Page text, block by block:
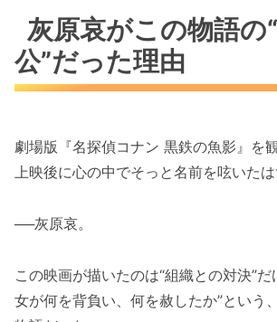
灰原哀がこの物語の
公”だった理由
劇場版『名探偵コナン 黒鉄の魚影』を
上映後に心の中でそっと名前を呟いたは
──灰原哀。
この映画が描いたのは“組織との対決”だ
女が何を背負い、何を赦したか”という